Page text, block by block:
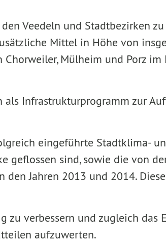
Veedeln und Stadtbezirken
Mittel in Höhe von
Mülheim und Porz
Infrastrukturprogramm zur
eingeführte Stadtklima-
geflossen sind, sowie die von
Jahren 2013 und 2014.
zu verbessern und zugleich
aufzuwerten.